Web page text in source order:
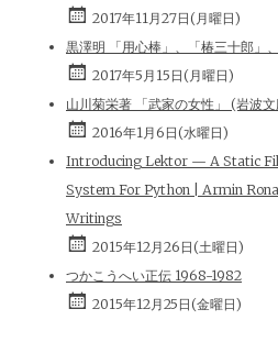
2017年11月27日(月曜日)
黒澤明 「用心棒」、「椿三十郎」
2017年5月15日(月曜日)
山川菊栄著 「武家の女性」 (岩波文
2016年1月6日(水曜日)
Introducing Lektor — A Static
System For Python | Armin
Writings
2015年12月26日(土曜日)
つかこうへい正伝 1968-1982
2015年12月25日(金曜日)